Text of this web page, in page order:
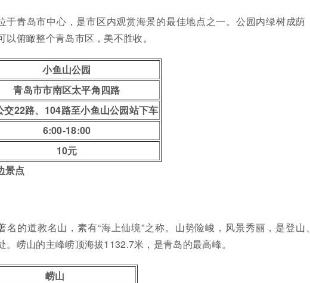
于青岛市中心，是市区内观赏海景的最佳地点之一。公园内绿树成荫
以俯瞰整个青岛市区，美不胜收。
小鱼山公园
青岛市市南区太平角四路
交22路、104路至小鱼山公园站下车
6:00-18:00
10元
景点
名的道教名山，素有“海上仙境”之称。山势险峻，风景秀丽，是登山
。崂山的主峰崂顶海拔1132.7米，是青岛的最高峰。
崂山